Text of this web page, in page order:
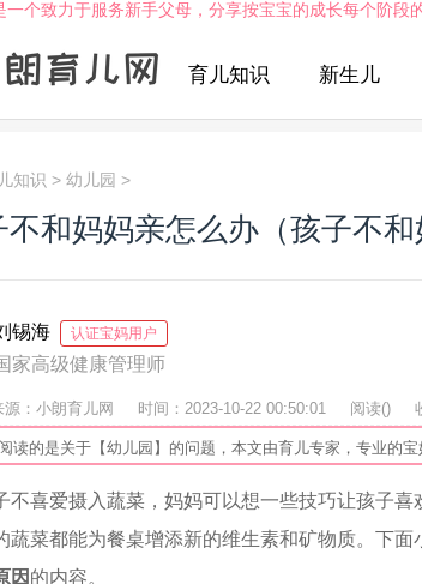
一个致力于服务新手父母，分享按宝宝的成长每个阶段
育儿知识 新生儿
知识 > 幼儿园 >
不和妈妈亲怎么办（孩子不和
锡海 认证宝妈用户
家高级健康管理师
源：小朗育儿网 时间：2023-10-22 00:50:01 阅读()
读的是关于【幼儿园】的问题，本文由育儿专家，专业的宝
不喜爱摄入蔬菜，妈妈可以想一些技巧让孩子
蔬菜都能为餐桌增添新的维生素和矿物质。下
因 的内容。